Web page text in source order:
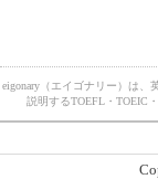
eigonary（エイゴナリー）は、
説明するTOEFL・TOEIC